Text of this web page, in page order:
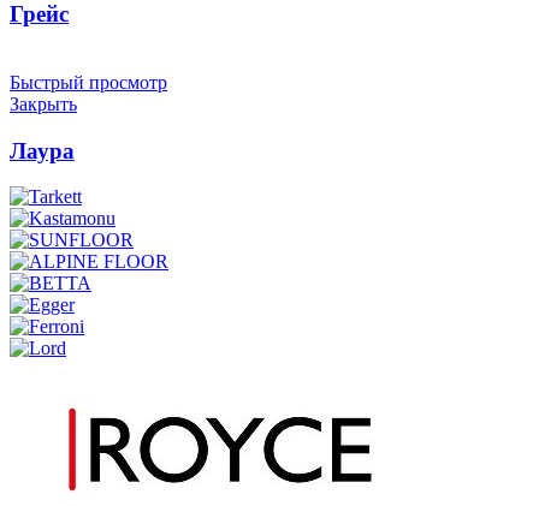
Грейс
Быстрый просмотр
Закрыть
Лаура